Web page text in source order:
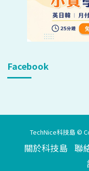
Facebook
TechNice科技島 ©
關於科技島 聯